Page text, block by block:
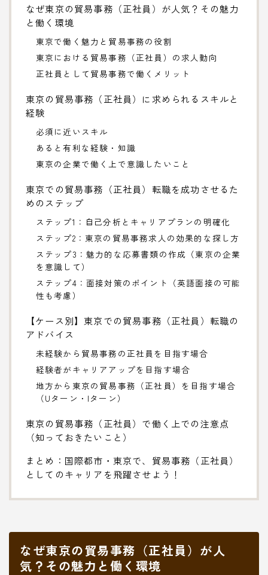
なぜ東京の貿易事務（正社員）が人気？その魅力
と働く環境
東京で働く魅力と貿易事務の役割
東京における貿易事務（正社員）の求人動向
正社員として貿易事務で働くメリット
東京の貿易事務（正社員）に求められるスキルと
経験
必須に近いスキル
あると有利な経験・知識
東京の企業で働く上で意識したいこと
東京での貿易事務（正社員）転職を成功させるた
めのステップ
ステップ1：自己分析とキャリアプランの明確化
ステップ2：東京の貿易事務求人の効果的な探し方
ステップ3：魅力的な応募書類の作成（東京の企業
を意識して）
ステップ4：面接対策のポイント（英語面接の可能
性も考慮）
【ケース別】東京での貿易事務（正社員）転職の
アドバイス
未経験から貿易事務の正社員を目指す場合
経験者がキャリアアップを目指す場合
地方から東京の貿易事務（正社員）を目指す場合
（Uターン・Iターン）
東京の貿易事務（正社員）で働く上での注意点
（知っておきたいこと）
まとめ：国際都市・東京で、貿易事務（正社員）
としてのキャリアを飛躍させよう！
なぜ東京の貿易事務（正社員）が人
気？その魅力と働く環境